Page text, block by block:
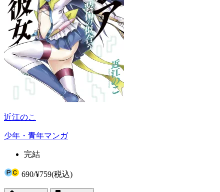
近江のこ
少年・青年マンガ
完結
690/¥759(税込)